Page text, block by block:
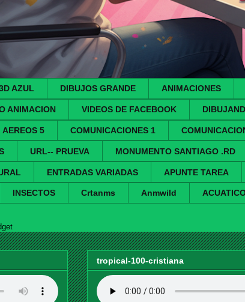
AZUL DIBUJOS GRANDE ANIMACIONES
ANIMACION VIDEOS DE FACEBOOK
AEREOS 5 COMUNICACIONES 1
URL-- PRUEVA MONUMENTO SANTIAGO .RD
ENTRADAS VARIADAS APUNTE TAREA
INSECTOS Crtanms Anmwild
tropical-100-cristiana